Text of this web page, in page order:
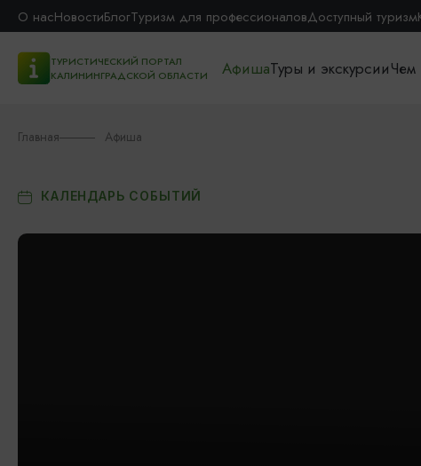
О насНовостиБлогТуризм для профессионаловДоступный туризм
ТУРИСТИЧЕСКИЙ ПОРТАЛ
КАЛИНИНГРАДСКОЙ ОБЛАСТИ
АфишаТуры и экскурсииЧем
Главная Афиша
КАЛЕНДАРЬ СОБЫТИЙ